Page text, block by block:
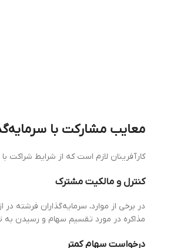
معایب مشارکت با
کارآفرینان لازم است که از شرایط شراکت
کنترل و مالکیت مشترک
در برخی از موارد، سرمایه‌گذاران فرشته
مذاکره در مورد تقسیم سهام و رسیدن به
درخواست سهام کمتر